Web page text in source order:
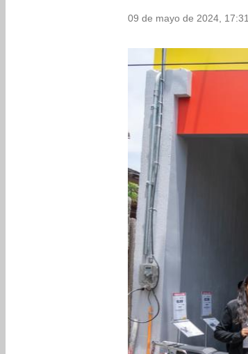
09 de mayo de 2024, 17:31